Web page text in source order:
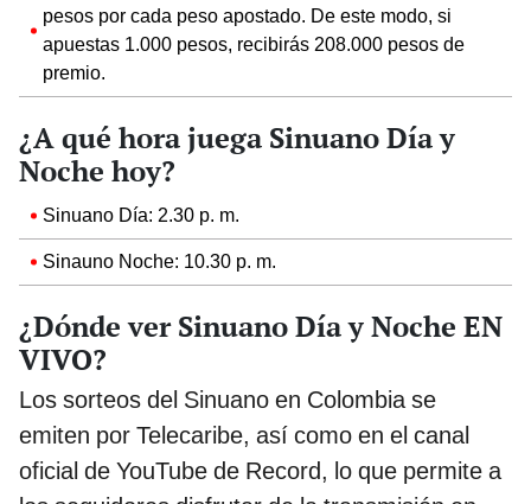
pesos por cada peso apostado. De este modo, si
apuestas 1.000 pesos, recibirás 208.000 pesos de
premio.
¿A qué hora juega Sinuano Día y
Noche hoy?
Sinuano Día: 2.30 p. m.
Sinauno Noche: 10.30 p. m.
¿Dónde ver Sinuano Día y Noche EN
VIVO?
Los sorteos del Sinuano en Colombia se
emiten por Telecaribe, así como en el canal
oficial de YouTube de Record, lo que permite a